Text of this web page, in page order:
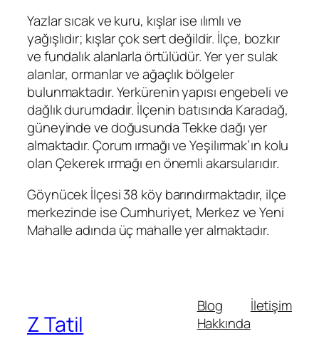
Yazlar sıcak ve kuru, kışlar ise ılımlı ve
yağışlıdır; kışlar çok sert değildir. İlçe, bozkır
ve fundalık alanlarla örtülüdür. Yer yer sulak
alanlar, ormanlar ve ağaçlık bölgeler
bulunmaktadır. Yerkürenin yapısı engebeli ve
dağlık durumdadır. İlçenin batısında Karadağ,
güneyinde ve doğusunda Tekke dağı yer
almaktadır. Çorum ırmağı ve Yeşilırmak’ın kolu
olan Çekerek ırmağı en önemli akarsularıdır.
Göynücek İlçesi 38 köy barındırmaktadır, ilçe
merkezinde ise Cumhuriyet, Merkez ve Yeni
Mahalle adında üç mahalle yer almaktadır.
Z Tatil
Blog
Hakkında
İletişim